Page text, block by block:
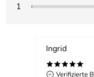
1
Ingrid
*****
Verifizierte